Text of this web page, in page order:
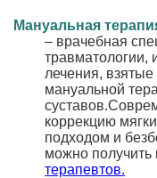
Мануальная
– врачебная
травматологии,
лечения,
мануальной
коррекцию
подходом и
можно получить
терапевтов.